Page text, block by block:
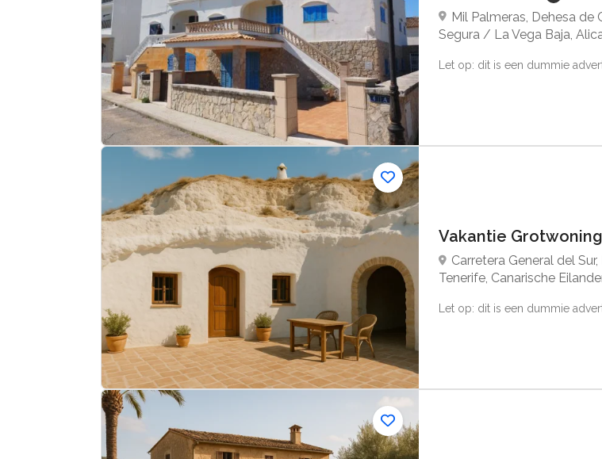
Mil Palmeras, Dehesa de
Segura / La Vega Baja,
Let op: dit is een dummie
Vakantie Grotwoning
Carretera General del
Tenerife, Canarische
Let op: dit is een dummie